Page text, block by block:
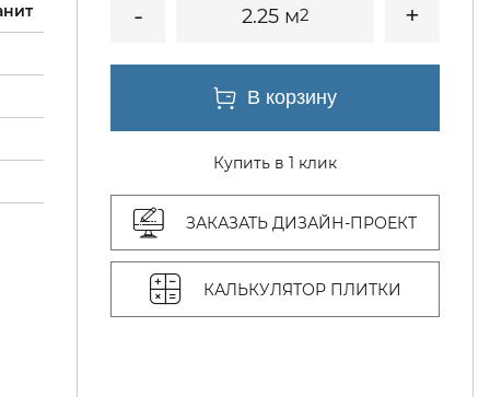
2.25 м2
Купить в 1 клик
ЗАКАЗАТЬ ДИЗАЙН-ПРОЕКТ
КАЛЬКУЛЯТОР ПЛИТКИ